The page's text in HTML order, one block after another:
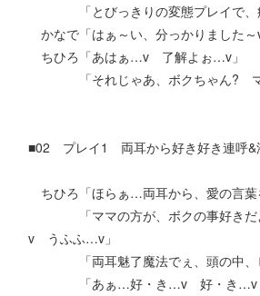
「とびっきりの変態プレイで、病
かなで「はぁ～い、分っかりました～v
ちひろ「あはぁ…v 了解よぉ…v」
「それじゃあ、ボクちゃん? ママ
■02 プレイ1 両耳から好き好き連呼&
ちひろ「ほらぁ…両耳から、愛の言
「ママの方が、ボクの事好きだよ
v うふふ…v」
「両耳魅了魔法でぇ、頭の中、ピ
「あぁ…好・き…v 好・き…v